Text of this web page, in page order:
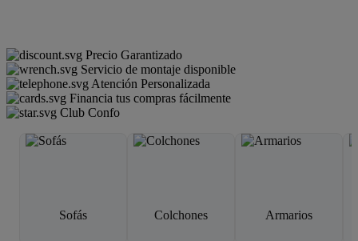
Precio Garantizado
Servicio de montaje disponible
Atención Personalizada
Financia tus compras fácilmente
Club Confo
Sofás Colchones Armarios